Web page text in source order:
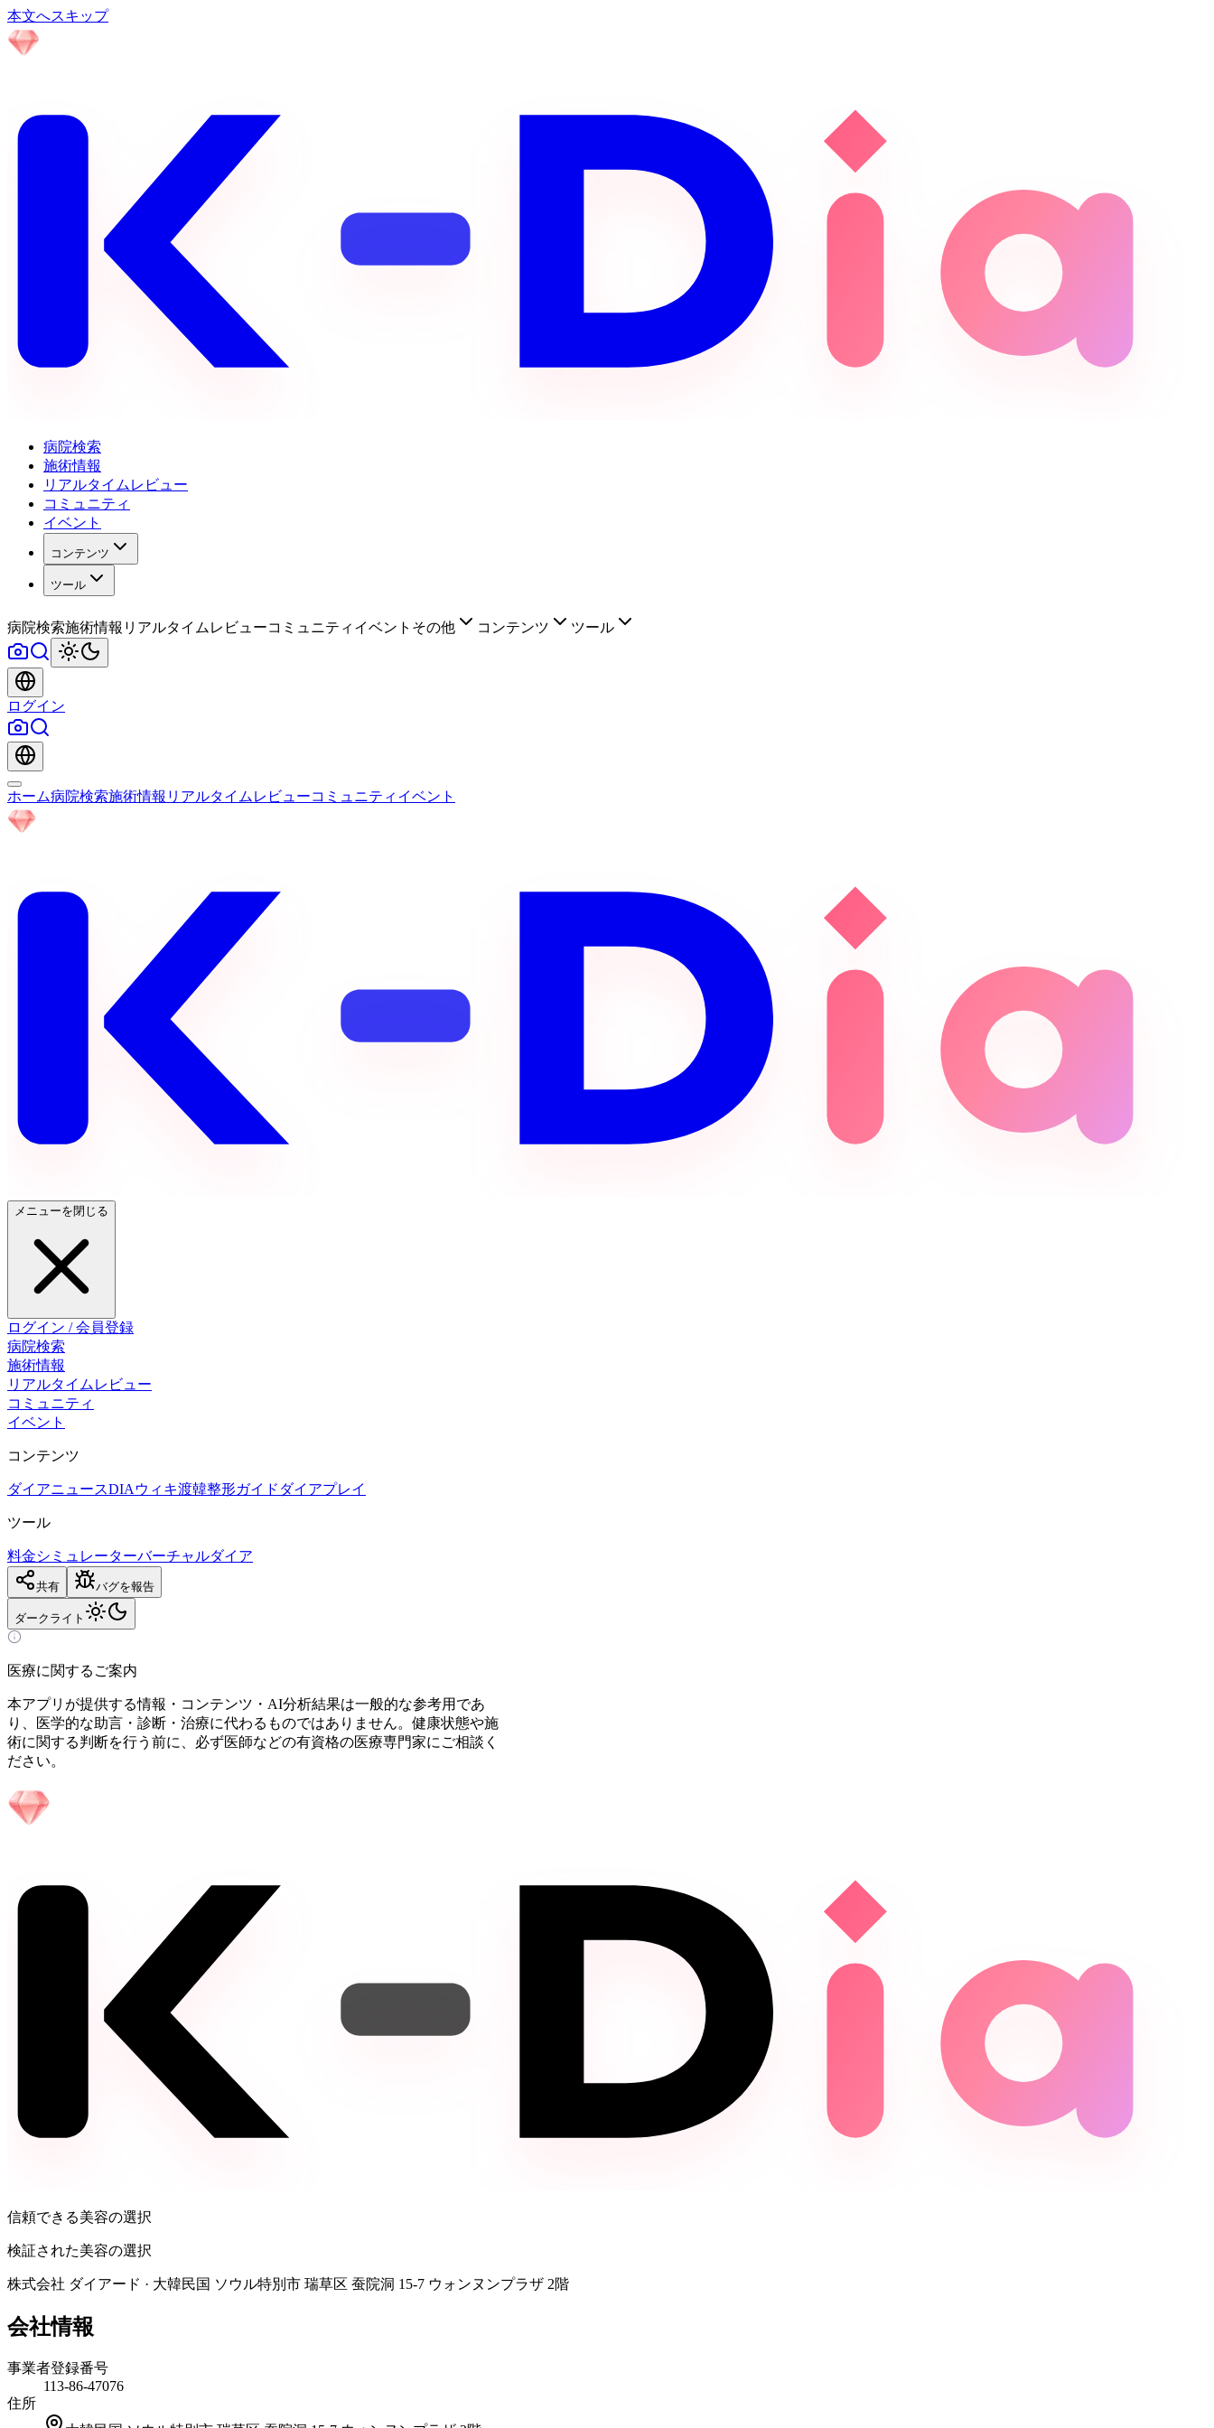
本文へスキップ
病院検索
施術情報
リアルタイムレビュー
コミュニティ
イベント
コンテンツ
ツール
病院検索施術情報 リアルタイムレビューコミュニティ イベント その他 コンテンツ ツール
ログイン
ホーム病院検索施術情報 リアルタイムレビューコミュニティ イベント
メニューを閉じる
ログイン / 会員登録
病院検索
施術情報
リアルタイムレビュー
コミュニティ
イベント
コンテンツ
ダイアニュースDIAウィキ渡韓整形ガイド ダイアプレイ
ツール
料金シミュレーターバーチャルダイア
共有 バグを報告
ダーク ライト
医療に関するご案内
本アプリが提供する情報・コンテンツ・AI分析結果は一般的な参考用であ
り、医学的な助言・診断・治療に代わるものではありません。健康状態や施
術に関する判断を行う前に、必ず医師などの有資格の医療専門家にご相談く
ださい。
信頼できる美容の選択
検証された美容の選択
株式会社 ダイアード · 大韓民国 ソウル特別市 瑞草区 蚕院洞 15-7 ウォンヌンプラザ 2階
会社情報
事業者登録番号
113-86-47076
住所